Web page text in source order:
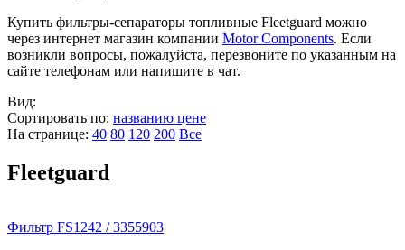
Купить фильтры-сепараторы топливные Fleetguard можно
через интернет магазин компании Motor Components. Если
возникли вопросы, пожалуйста, перезвоните по указанным на
сайте телефонам или напишите в чат.
Вид:
Сортировать по: названию цене
На странице: 40 80 120 200 Все
Fleetguard
Фильтр FS1242 / 3355903